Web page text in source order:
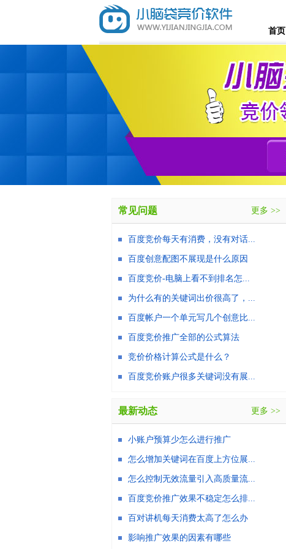
首页
常见问题 更多 >>
百度竞价每天有消费，没有对话...
百度创意配图不展现是什么原因
百度竞价-电脑上看不到排名怎...
为什么有的关键词出价很高了，...
百度帐户一个单元写几个创意比...
百度竞价推广全部的公式算法
竞价价格计算公式是什么？
百度竞价账户很多关键词没有展...
最新动态 更多 >>
小账户预算少怎么进行推广
怎么增加关键词在百度上方位展...
怎么控制无效流量引入高质量流...
百度竞价推广效果不稳定怎么排...
百对讲机每天消费太高了怎么办
影响推广效果的因素有哪些